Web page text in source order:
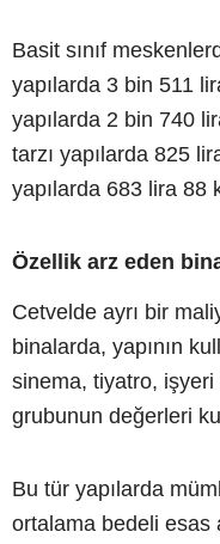
Basit sınıf
yapılarda 3 bin 511
yapılarda 2 bin 740
tarzı yapılarda 825
yapılarda 683 lira 88
Özellik arz eden
Cetvelde ayrı bir
binalarda, yapının
sinema, tiyatro, işyeri
grubunun değerleri
Bu tür yapılarda
ortalama bedeli esas